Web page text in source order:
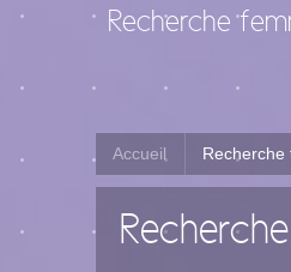
Recherche
Accueil Recherche